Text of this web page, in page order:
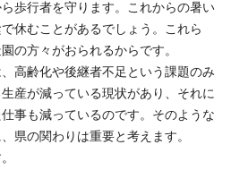
歩行者を守ります。これからの暑い
休むことがあるでしょう。これら
の方々がおられるからです。
高齢化や後継者不足という課題のみ
産が減っている現状があり、それに
事も減っているのです。そのような
県の関わりは重要と考えます。